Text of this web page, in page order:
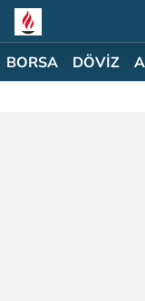
BORSA DÖVİZ